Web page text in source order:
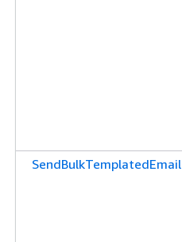
SendBulkTemplatedEmail